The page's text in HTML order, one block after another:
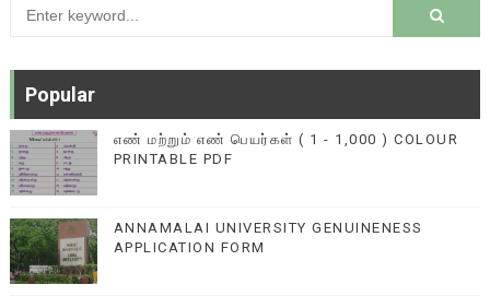
Popular
எண் மற்றும் எண் பெயர்கள் ( 1 - 1,000 ) COLOUR
PRINTABLE PDF
ANNAMALAI UNIVERSITY GENUINENESS
APPLICATION FORM